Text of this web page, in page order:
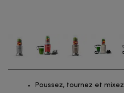
Poussez, tournez et mixez